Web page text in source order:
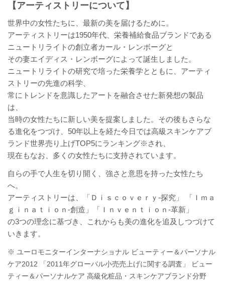
【アーティストリーについて】
世界中の女性たちに、最新の美を届けるために。
アーティストリーは1950年代、栄養補給食品ブランドである
ニュートリライトの創立者カール・レンボーグと
その妻エイディス・レンボーグによって誕生しました。
ニュートリライトの研究で培った栄養学とともに、アーティ
ストリーの先進の科学、
常にトレンドを意識したアートを融合させた新発想の製品
は、
当時の女性たちに新しい美を提案しました。その後もさらな
る進化をつづけ、50年以上を経た今日では高級スキンケアブ
ランド世界売り上げTOP5にランキング※され、
現在もなお、多くの女性たちに支持されています。
自らの手で人生を切り開く、強さと意思を持った女性たち
へ。
アーティストリーは、「Ｄｉｓｃｏｖｅｒｙ-探究」 「Ｉｍａ
ｇｉｎａｔｉｏｎ-創造」「Ｉｎｖｅｎｔｉｏｎ-革新」
の3つの理念に基づき、これからも美の進化を追及しつづけて
いきます。
※ ユーロモニターインターナショナル ビューティー＆パーソナル
ケア2012 「2011年グローバル小売売上げに関する調査」 ビュー
ティー＆パーソナルケア 高級化粧品・スキンケアブランド分野